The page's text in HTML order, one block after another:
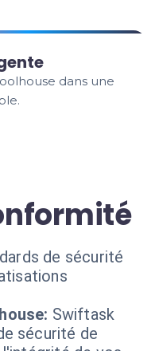
dans une
de sécurité
Swiftask
sécurité de